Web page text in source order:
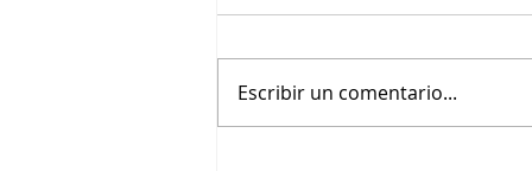
Escribir un comentario...